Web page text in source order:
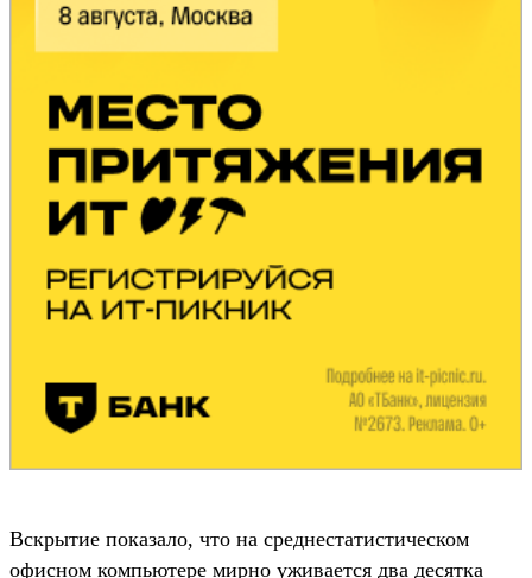
Вскрытие показало, что на среднестатистическом
офисном компьютере мирно уживается два десятка